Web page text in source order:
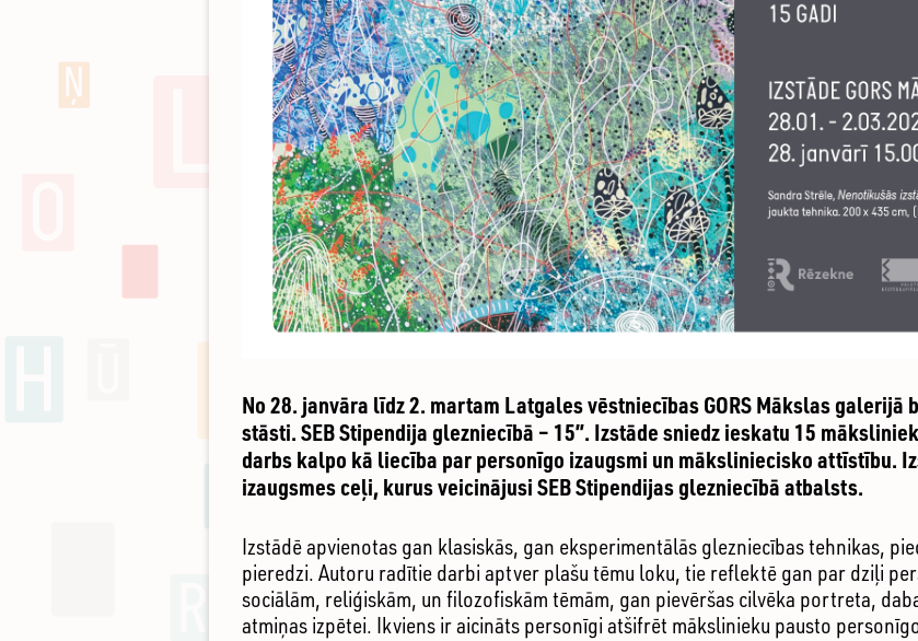
No 28. janvāra līdz 2. martam Latgales vēstniecības GORS Mākslas galerijā
stāsti. SEB Stipendija glezniecībā – 15”. Izstāde sniedz ieskatu 15
darbs kalpo kā liecība par personīgo izaugsmi un māksliniecisko attīstību.
izaugsmes ceļi, kurus veicinājusi SEB Stipendijas glezniecībā atbalsts.
Izstādē apvienotas gan klasiskās, gan eksperimentālās glezniecības tehnikas,
pieredzi. Autoru radītie darbi aptver plašu tēmu loku, tie reflektē gan par dziļi
sociālām, reliģiskām, un filozofiskām tēmām, gan pievēršas cilvēka portreta,
atmiņas izpētei. Ikviens ir aicināts personīgi atšifrēt mākslinieku pausto